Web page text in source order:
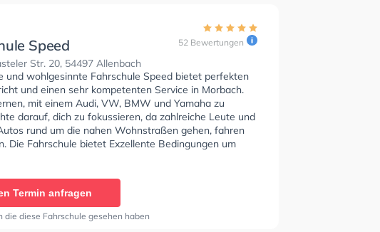
Speed
Str. 20, 54497 Allenbach
52 Bewertungen
und wohlgesinnte Fahrschule Speed bietet perfekten
und einen sehr kompetenten Service in Morbach.
mit einem Audi, VW, BMW und Yamaha zu
darauf, dich zu fokussieren, da zahlreiche Leute und
rund um die nahen Wohnstraßen gehen, fahren
Die Fahrschule bietet Exzellente Bedingungen um
Klasse C, Klasse CE, Klasse D1, Klasse DE1, Klasse D,
Klasse L, Klasse T und Mofa - Prüfbescheinigung zu
Bewertung: "Beste Fahrschule, Netteste
Ich kann nur weiter empfehlen!!"
Termin anfragen
die diese Fahrschule gesehen haben